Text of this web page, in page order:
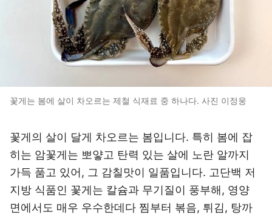
꽃게는 봄에 살이 차오르는 제철 식재료 중 하나다. 사진 이정웅
꽃게의 살이 달게 차오르는 봄입니다. 특히 봄에 잡
히는 암꽃게는 뽀얗고 탄력 있는 살에 노란 알까지
가득 품고 있어, 그 감칠맛이 일품입니다. 고단백 저
지방 식품인 꽃게는 칼슘과 무기질이 풍부해, 영양
면에서도 매우 우수한데다 찜부터 볶음, 튀김, 탕까